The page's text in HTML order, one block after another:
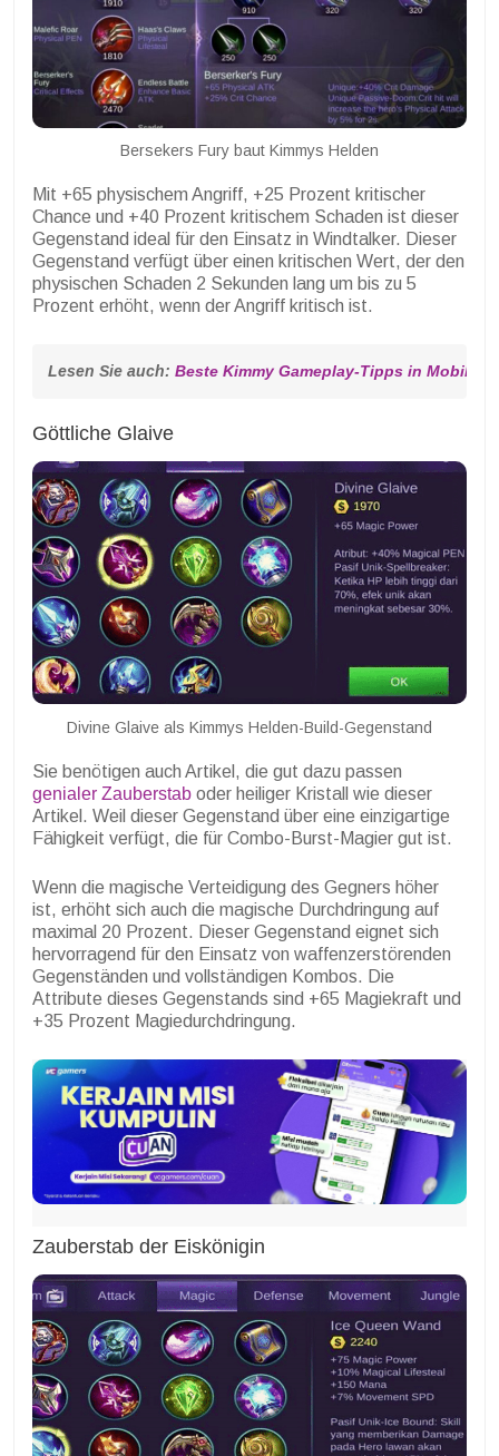
Bersekers Fury baut Kimmys Helden
Mit +65 physischem Angriff, +25 Prozent kritischer
Chance und +40 Prozent kritischem Schaden ist dieser
Gegenstand ideal für den Einsatz in Windtalker. Dieser
Gegenstand verfügt über einen kritischen Wert, der den
physischen Schaden 2 Sekunden lang um bis zu 5
Prozent erhöht, wenn der Angriff kritisch ist.
Lesen Sie auch: Beste Kimmy Gameplay-Tipps in Mobile
Göttliche Glaive
Divine Glaive als Kimmys Helden-Build-Gegenstand
Sie benötigen auch Artikel, die gut dazu passen
genialer Zauberstab oder heiliger Kristall wie dieser
Artikel. Weil dieser Gegenstand über eine einzigartige
Fähigkeit verfügt, die für Combo-Burst-Magier gut ist.
Wenn die magische Verteidigung des Gegners höher
ist, erhöht sich auch die magische Durchdringung auf
maximal 20 Prozent. Dieser Gegenstand eignet sich
hervorragend für den Einsatz von waffenzerstörenden
Gegenständen und vollständigen Kombos. Die
Attribute dieses Gegenstands sind +65 Magiekraft und
+35 Prozent Magiedurchdringung.
Zauberstab der Eiskönigin